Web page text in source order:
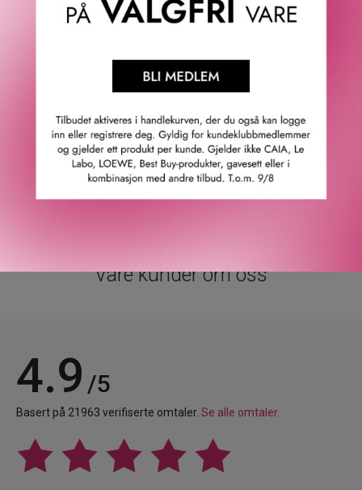
Angel Eau de Parfum er en vanedannende søt parfyme.
Duften er en blanding av herlig praliné med en holdbar
En parfyme som tenner lekne minner og søte følelser.
Toppnoter: Bergamott.
Hjertenoter: Praline-akkord.
Bunnoter: Patchouli.
GTIN: 3439600056525
Våre kunder om oss
4.9 /5
Basert på 21963 verifiserte omtaler. Se alle omtaler.